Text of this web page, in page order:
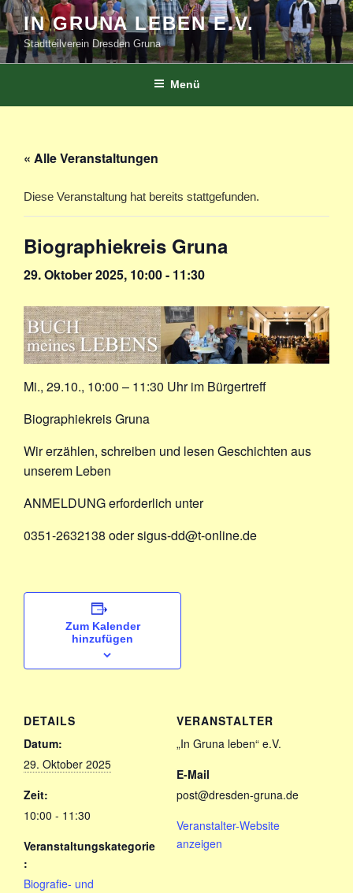
Zum
Inhalt
springen
IN GRUNA LEBEN E.V.
Stadtteilverein Dresden Gruna
Menü
« Alle Veranstaltungen
Diese Veranstaltung hat bereits stattgefunden.
Biographiekreis Gruna
29. Oktober 2025, 10:00- 11:30
Mi., 29.10., 10:00 – 11:30 Uhr im Bürgertreff
Biographiekreis Gruna
Wir erzählen, schreiben und lesen Geschichten aus
unserem Leben
ANMELDUNG erforderlich unter
0351-2632138 oder sigus-dd@t-online.de
Zum Kalender
hinzufügen
DETAILS
Datum:
29. Oktober 2025
Zeit:
10:00 - 11:30
Veranstaltungskategorie
:
Biografie- und
VERANSTALTER
„In Gruna leben“ e.V.
E-Mail
post@dresden-gruna.de
Veranstalter-Website
anzeigen